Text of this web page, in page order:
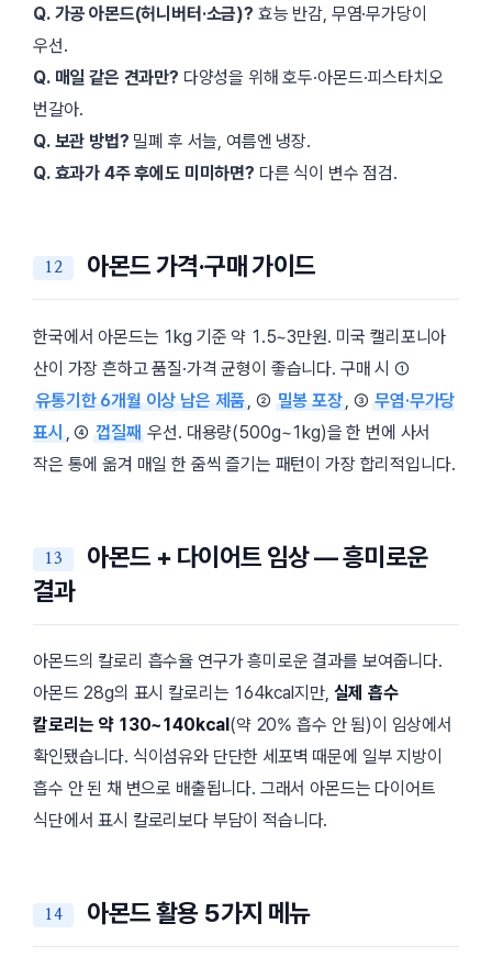
Q. 가공 아몬드(허니버터·소금)? 효능 반감, 무염·무가당이
우선.
Q. 매일 같은 견과만? 다양성을 위해 호두·아몬드·피스타치오
번갈아.
Q. 보관 방법? 밀폐 후 서늘, 여름엔 냉장.
Q. 효과가 4주 후에도 미미하면? 다른 식이 변수 점검.
아몬드 가격·구매 가이드
한국에서 아몬드는 1kg 기준 약 1.5~3만원. 미국 캘리포니아
산이 가장 흔하고 품질·가격 균형이 좋습니다. 구매 시 ①
유통기한 6개월 이상 남은 제품 , ② 밀봉 포장 , ③ 무염·무가당
표시
, ④ 껍질째 우선. 대용량(500g~1kg)을 한 번에 사서
작은 통에 옮겨 매일 한 줌씩 즐기는 패턴이 가장 합리적입니다.
아몬드 + 다이어트 임상 — 흥미로운
결과
아몬드의 칼로리 흡수율 연구가 흥미로운 결과를 보여줍니다.
아몬드 28g의 표시 칼로리는 164kcal지만, 실제 흡수
칼로리는 약 130~140kcal(약 20% 흡수 안 됨)이 임상에서
확인됐습니다. 식이섬유와 단단한 세포벽 때문에 일부 지방이
흡수 안 된 채 변으로 배출됩니다. 그래서 아몬드는 다이어트
식단에서 표시 칼로리보다 부담이 적습니다.
아몬드 활용 5가지 메뉴